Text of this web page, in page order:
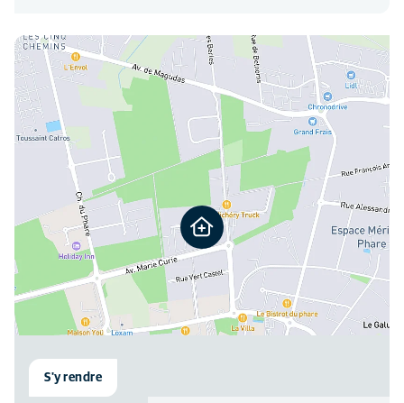
Vous pouvez nous trouver ici
S'y rendre